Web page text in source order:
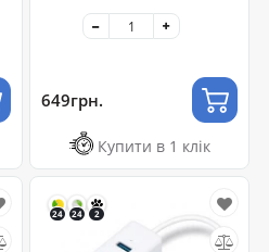
649грн.
Купити в 1 клік
24 24 2